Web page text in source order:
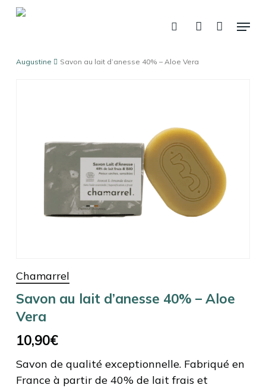
Skip
rechercheaccountMenu
Fermer
Augustine Savon au lait d’anesse 40% – Aloe Vera
Chamarrel
Savon au lait d’anesse 40% – Aloe
Vera
10,90€
Savon de qualité exceptionnelle. Fabriqué en
France à partir de 40% de lait frais et